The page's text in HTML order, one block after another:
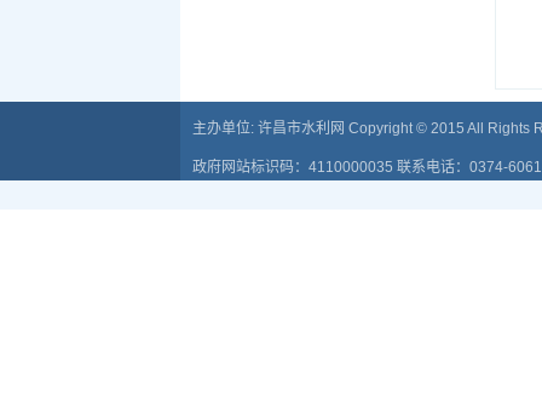
主办单位: 许昌市水利网 Copyright © 2015 All Rights
政府网站标识码：4110000035 联系电话：0374-